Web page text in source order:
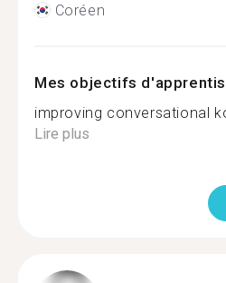
Coréen
Mes objectifs
improving conversational
Lire plus